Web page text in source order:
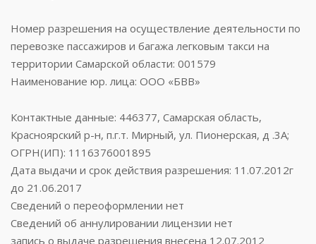
Номер разрешения на осуществление деятельности по
перевозке пассажиров и багажа легковым такси на
территории Самарской области: 001579
Наименование юр. лица: ООО «БВВ»
Контактные данные: 446377, Самарская область,
Красноярский р-н, п.г.т. Мирный, ул. Пионерская, д .3А;
ОГРН(ИП): 1116376001895
Дата выдачи и срок действия разрешения: 11.07.2012г
до 21.06.2017
Сведений о переоформлении нет
Сведений об аннулировании лицензии нет
запись о выдаче разрешения внесена 12.07.2012